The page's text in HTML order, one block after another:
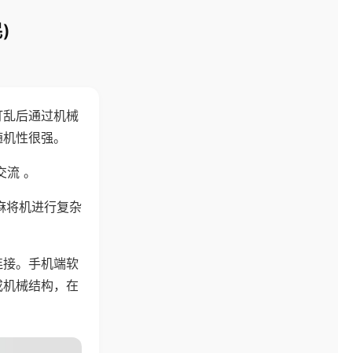
后通过机械
性很强。
。
将机进行复杂
。手机端软
械结构，在